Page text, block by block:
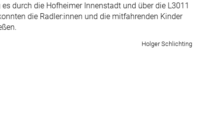
durch die Hofheimer Innenstadt und über die L3011
die Radler:innen und die mitfahrenden Kinder
Holger Schlichting